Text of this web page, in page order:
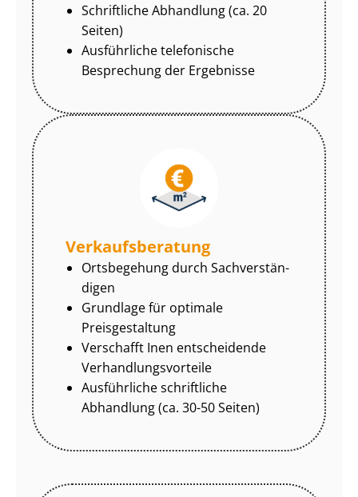
Schriftliche Abhandlung (ca. 20
Seiten)
Ausführliche telefonische
Besprechung der Ergebnisse
Ver­kaufs­be­ra­tung
Ortsbegehung durch Sach­ver­stän­
di­gen
Grundlage für optimale
Preisgestaltung
Verschafft Inen entscheidende
Ver­hand­lungs­vor­tei­le
Ausführliche schriftliche
Abhandlung (ca. 30-50 Seiten)